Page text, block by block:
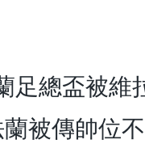
足總盃被維
被傳帥位